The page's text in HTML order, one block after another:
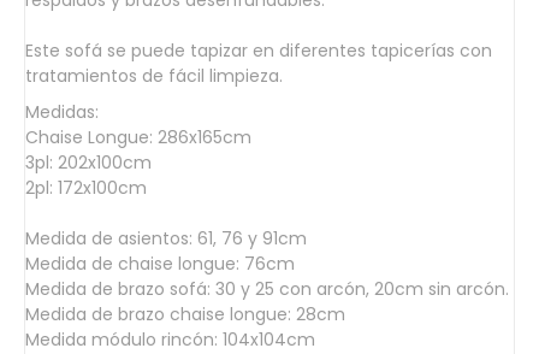
Este sofá se puede tapizar en diferentes tapicerías con
tratamientos de fácil limpieza.
Medidas:
Chaise Longue: 286x165cm
3pl: 202x100cm
2pl: 172x100cm
Medida de asientos: 61, 76 y 91cm
Medida de chaise longue: 76cm
Medida de brazo sofá: 30 y 25 con arcón, 20cm sin arcón.
Medida de brazo chaise longue: 28cm
Medida módulo rincón: 104x104cm